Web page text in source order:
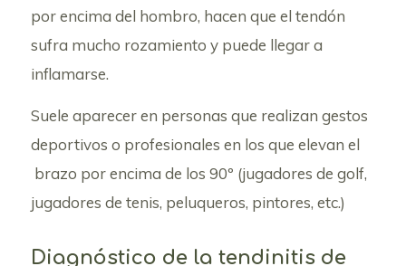
por encima del hombro, hacen que el tendón
sufra mucho rozamiento y puede llegar a
inflamarse.
Suele aparecer en personas que realizan gestos
deportivos o profesionales en los que elevan el
brazo por encima de los 90º (jugadores de golf,
jugadores de tenis, peluqueros, pintores, etc.)
Diagnóstico de la tendinitis de